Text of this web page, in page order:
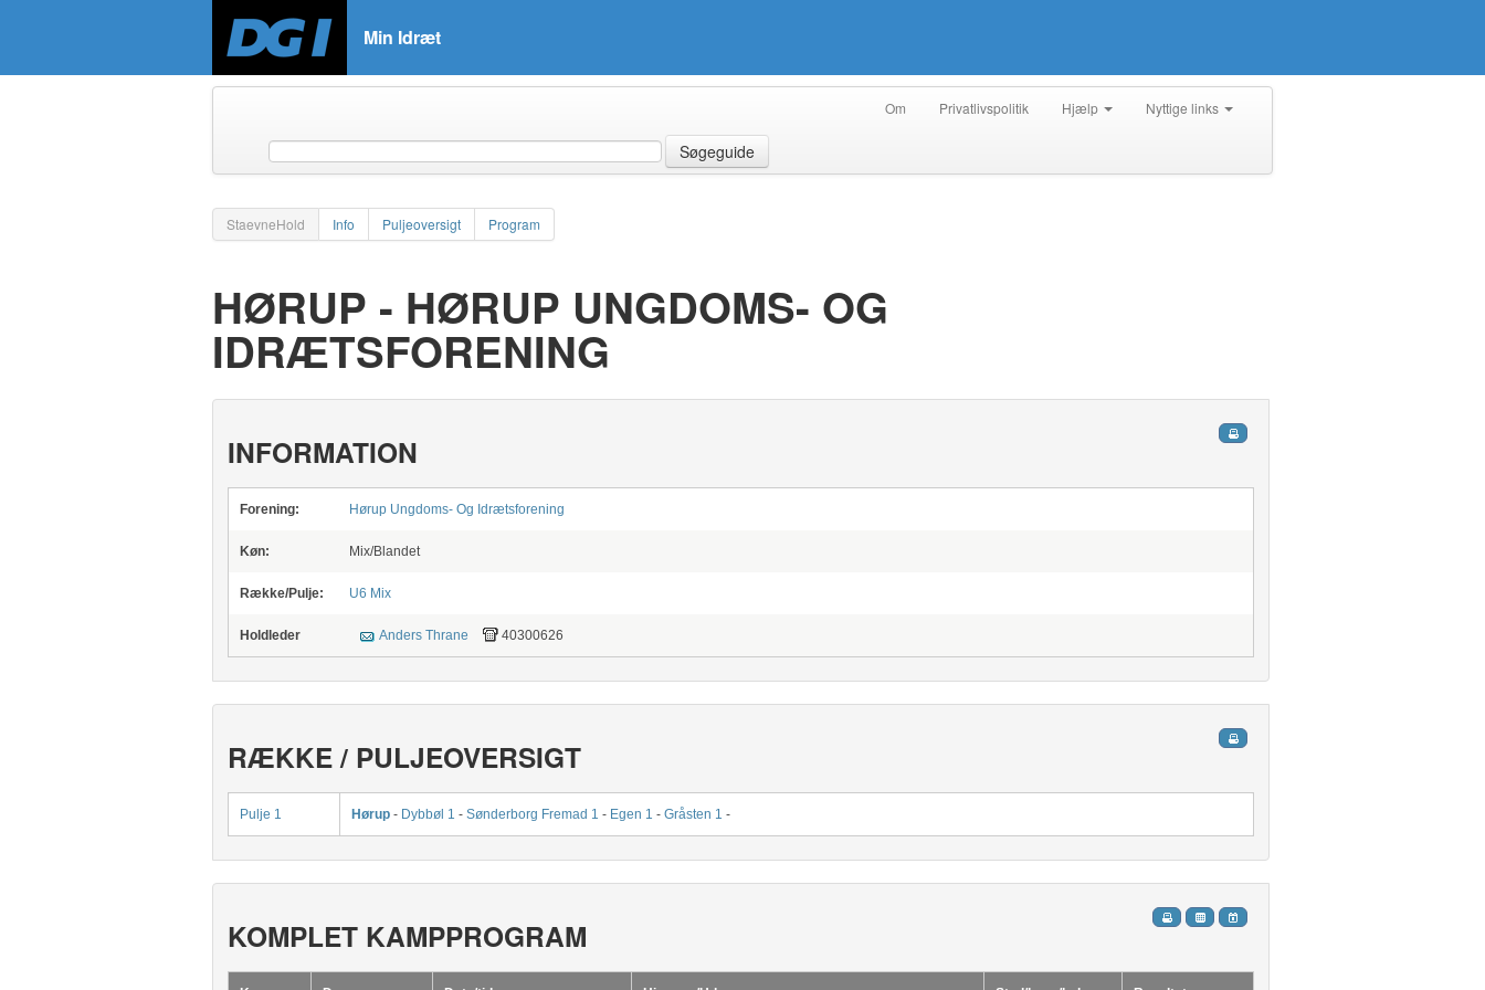
Min Idræt
Om Privatlivspolitik Hjælp Nyttige links
Søgeguide
StaevneHold Info Puljeoversigt Program
HØRUP - HØRUP UNGDOMS- OG
IDRÆTSFORENING
INFORMATION
Forening: Hørup Ungdoms- Og Idrætsforening
Køn: Mix/Blandet
Række/Pulje: U6 Mix
Holdleder Anders Thrane 40300626
RÆKKE / PULJEOVERSIGT
Pulje 1 Hørup - Dybbøl 1 - Sønderborg Fremad 1 - Egen 1 - Gråsten 1 -
KOMPLET KAMPPROGRAM